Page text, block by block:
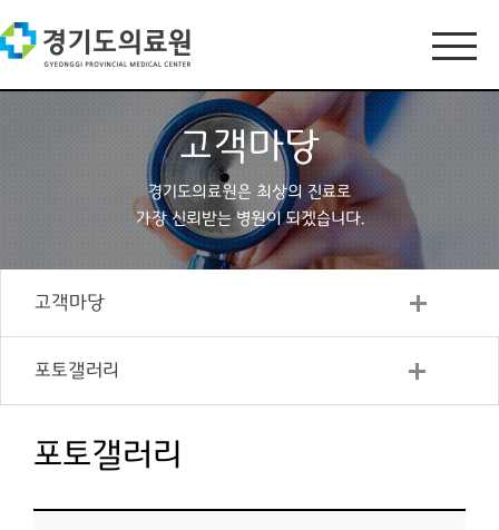
고객마당
경기도의료원은 최상의 진료로
가장 신뢰받는 병원이 되겠습니다.
고객마당
포토갤러리
포토갤러리